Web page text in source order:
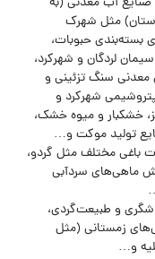
مثل شهرک
حبوبات،
لردگان و شهرکرد،
سنگ تزئینی و
شهرکرد و
گز، خشکبار و میوه خشک،
تولید موکت و…
باغی مختلف مثل گردو،
ماهی‌های سردآبی
و طبیعت‌گردی،
زمستانی (مثل
و…